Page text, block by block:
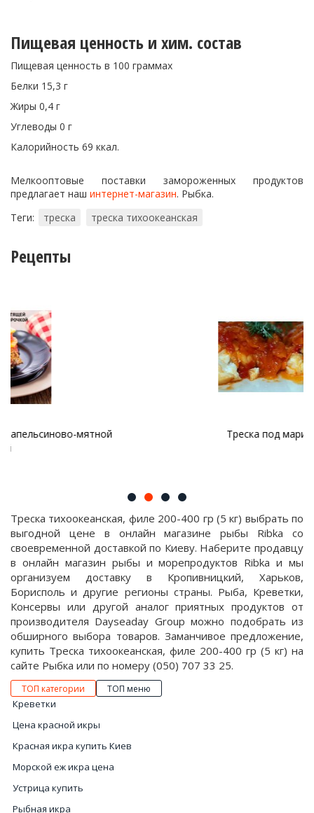
Пищевая ценность и хим. состав
Пищевая ценность в 100 граммах
Белки 15,3 г
Жиры 0,4 г
Углеводы 0 г
Калорийность 69 ккал.
Мелкооптовые поставки замороженных продуктов
предлагает наш интернет-магазин. Рыбка.
Теги:
треска треска тихоокеанская
Рецепты
Треска под маринадом
Треска тихоокеанская, филе 200-400 гр (5 кг) выбрать по
выгодной цене в онлайн магазине рыбы Ribka со
своевременной доставкой по Киеву. Наберите продавцу
в онлайн магазин рыбы и морепродуктов Ribka и мы
организуем доставку в Кропивницкий, Харьков,
Борисполь и другие регионы страны. Рыба, Креветки,
Консервы или другой аналог приятных продуктов от
производителя Dayseaday Group можно подобрать из
обширного выбора товаров. Заманчивое предложение,
купить Треска тихоокеанская, филе 200-400 гр (5 кг) на
сайте Рыбка или по номеру (050) 707 33 25.
ТОП категории ТОП меню
Креветки
Цена красной икры
Красная икра купить Киев
Морской еж икра цена
Устрица купить
Рыбная икра